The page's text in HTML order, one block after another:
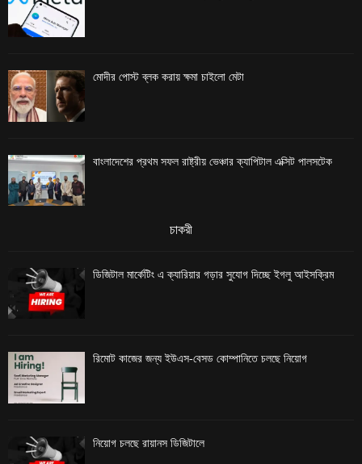
মোদীর পোস্ট ব্লক করায় ক্ষমা চাইলো মেটা
বাংলাদেশের প্রথম সফল রাষ্ট্রীয় ভেঞ্চার ক্যাপিটাল এক্সিট পালসটেক
চাকরী
ডিজিটাল মার্কেটিং এ ক্যারিয়ার গড়ার সুযোগ দিচ্ছে ইগলু আইসক্রিম
রিমোট কাজের জন্য ইউএস-বেসড কোম্পানিতে চলছে নিয়োগ
নিয়োগ চলছে রায়ানস ডিজিটালে